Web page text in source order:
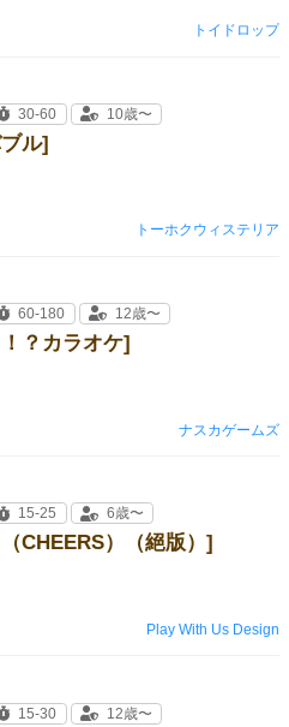
トイドロップ
ル]
30-60 10歳〜
トーホクウィステリア
？カラオケ]
60-180 12歳〜
ナスカゲームズ
CHEERS）（絕版）]
15-25 6歳〜
Play With Us Design
15-30 12歳〜